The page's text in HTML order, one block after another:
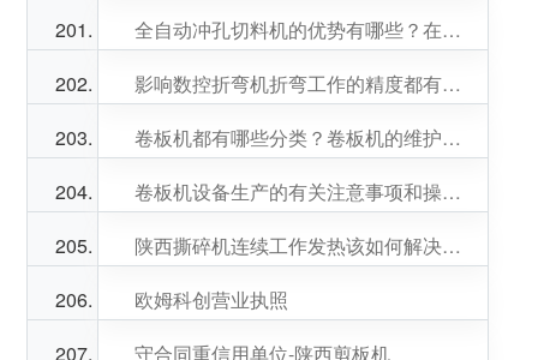
全自动冲孔切料机的优势有哪些？在操作过程中应该有哪些处理标准
影响数控折弯机折弯工作的精度都有哪些？购买一台数控折弯机考虑因素是什么？
卷板机都有哪些分类？卷板机的维护工作应该怎么做？
卷板机设备生产的有关注意事项和操作流程都有哪些？
陕西撕碎机连续工作发热该如何解决？零件生锈应该怎么处理？
欧姆科创营业执照
守合同重信用单位-陕西剪板机